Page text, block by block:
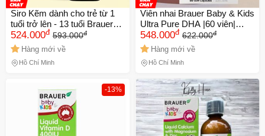
Siro Kẽm dành cho trẻ từ 1
tuổi trở lên - 13 tuổi Brauer
Kids Liquid Zinc |200 mL|
Tăng sức đề kháng & Thúc
đẩy sự phát triển toàn diện
[S/P Chuẩn Úc]
524.000đ 593.000đ
Hàng mới về
Hồ Chí Minh
Viên nhai Brauer Baby & Kids
Ultra Pure DHA |60 viên|
Phát triển trí não - Hoàn thiện
thị lực & Tăng cường hệ
miễn dịch cho trẻ từ 7 tháng
tuổi trở lên
548.000đ 622.000đ
Hàng mới về
Hồ Chí Minh
-13%
🎁 Đừng Bỏ Lỡ! 🎁
Mã Giảm Giá Dành Riêng Cho Bạn
Giảm ngay cho bất kỳ đơn hàng nào.